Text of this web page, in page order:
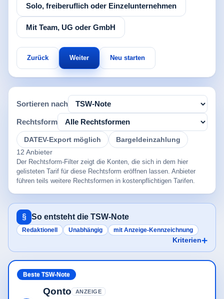
Solo, freiberuflich oder Einzelunternehmen
Mit Team, UG oder GmbH
Zurück Weiter Neu starten
Sortieren nach
Rechtsform
DATEV-Export möglich
Bargeldeinzahlung
12 Anbieter
Der Rechtsform-Filter zeigt die Konten, die sich in dem hier
gelisteten Tarif für diese Rechtsform eröffnen lassen. Anbieter
führen teils weitere Rechtsformen in kostenpflichtigen Tarifen.
§ So entsteht die TSW-Note
Redaktionell Unabhängig mit Anzeige-Kennzeichnung
Kriterien
Beste TSW-Note
Qonto ANZEIGE